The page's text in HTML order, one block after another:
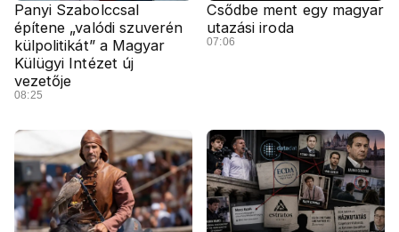
Panyi Szabolccsal
építene „valódi szuverén
külpolitikát” a Magyar
Külügyi Intézet új
vezetője
08:25
Csődbe ment egy magyar
utazási iroda
07:06